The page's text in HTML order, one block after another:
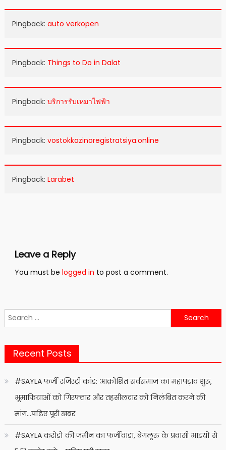
Pingback: auto verkopen
Pingback: Things to Do in Dalat
Pingback: บริการรับเหมาไฟฟ้า
Pingback: vostokkazinoregistratsiya.online
Pingback: Larabet
Leave a Reply
You must be logged in to post a comment.
Search
for:
Recent Posts
#SAYLA फर्जी रजिस्ट्री कांड: आक्रोशित सर्वसमाज का महापड़ाव शुरू,
भूमाफियाओं को गिरफ्तार और तहसीलदार को निलंबित करने की
मांग…पढ़िए पूरी खबर
#SAYLA करोड़ों की जमीन का फर्जीवाड़ा, बेंगलूरु के प्रवासी भाइयों से